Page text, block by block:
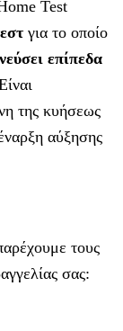
Test
για το οποίο
επίπεδα
της κυήσεως
αύξησης
τους
σας: